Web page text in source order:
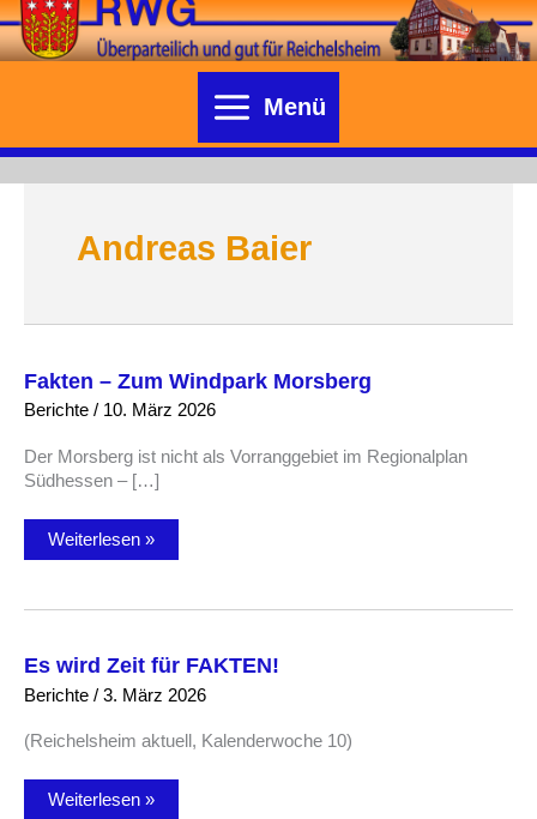
Zum
Inhalt
springen
Menü
Andreas Baier
Fakten – Zum Windpark Morsberg
Berichte / 10. März 2026
Der Morsberg ist nicht als Vorranggebiet im Regionalplan
Südhessen – […]
Fakten
Morsberg
Weiterlesen »
Es wird Zeit für FAKTEN!
Berichte / 3. März 2026
(Reichelsheim aktuell, Kalenderwoche 10)
Es
Weiterlesen »